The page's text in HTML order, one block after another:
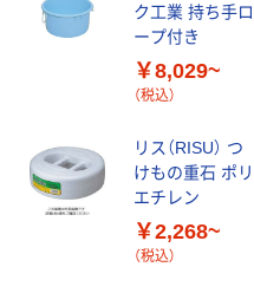
ク工業 持ち手ロ
ープ付き
￥8,029~
（税込）
リス（RISU） つ
けもの重石 ポリ
エチレン
￥2,268~
（税込）